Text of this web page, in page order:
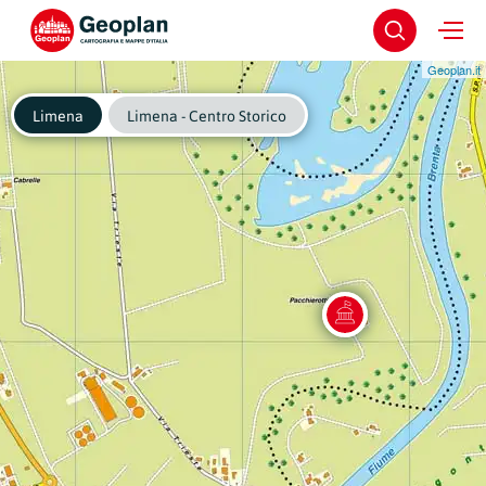
Geoplan.it
Limena Limena - Centro Storico